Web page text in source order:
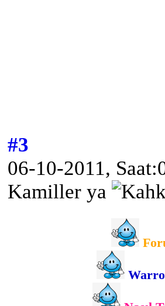
#3
06-10-2011,
Kamiller ya